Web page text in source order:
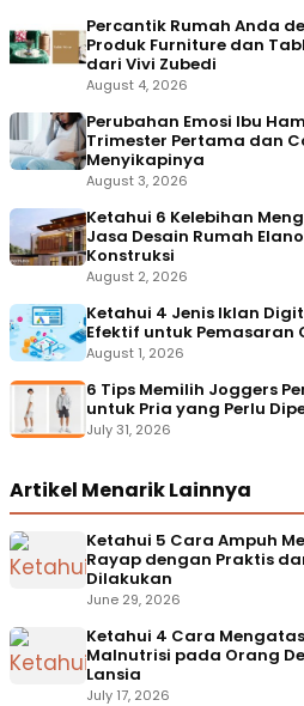
Percantik Rumah Anda
Produk Furniture dan
dari Vivi Zubedi
August 4, 2026
Perubahan Emosi Ibu
Trimester Pertama dan
Menyikapinya
August 3, 2026
Ketahui 6 Kelebihan
Jasa Desain Rumah Elano
Konstruksi
August 2, 2026
Ketahui 4 Jenis Iklan
Efektif untuk Pemasaran
August 1, 2026
6 Tips Memilih Joggers
untuk Pria yang Perlu
July 31, 2026
Artikel Menarik Lainnya
Ketahui 5 Cara Ampuh
Rayap dengan Praktis
Dilakukan
June 29, 2026
Ketahui 4 Cara
Malnutrisi pada Orang
Lansia
July 17, 2026